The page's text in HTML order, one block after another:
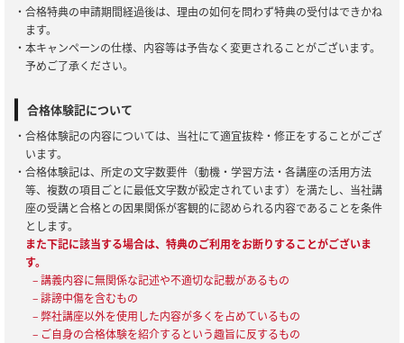
・合格特典の申請期間経過後は、理由の如何を問わず特典の受付はできかね
ます。
・本キャンペーンの仕様、内容等は予告なく変更されることがございます。
予めご了承ください。
合格体験記について
・合格体験記の内容については、当社にて適宜抜粋・修正をすることがござ
います。
・合格体験記は、所定の文字数要件（動機・学習方法・各講座の活用方法
等、複数の項目ごとに最低文字数が設定されています）を満たし、当社講
座の受講と合格との因果関係が客観的に認められる内容であることを条件
とします。
また下記に該当する場合は、特典のご利用をお断りすることがございま
す。
– 講義内容に無関係な記述や不適切な記載があるもの
– 誹謗中傷を含むもの
– 弊社講座以外を使用した内容が多くを占めているもの
– ご自身の合格体験を紹介するという趣旨に反するもの